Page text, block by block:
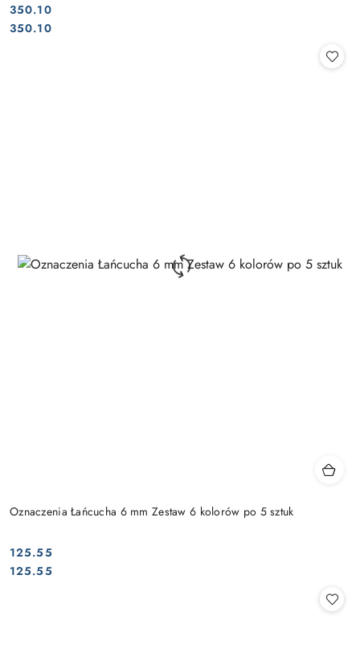
Cena:
350.10
Cena:
350.10
Oznaczenia Łańcucha 6 mm Zestaw 6 kolorów po 5 sztuk
Cena:
125.55
Cena:
125.55